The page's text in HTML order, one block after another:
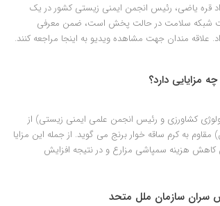
قره یاضی، رئیس انجمن ایمنی زیستی کشور در یک
شبکه سلامت در حالت پخش است، ضمن معرفی
مندان جهت مشاهده ویدیو به اینجا مراجعه کنند.
مزایایی دارد؟
کشاورزی و رئیس انجمن علمی ایمنی زیستی) از
به کرم ساقه خوار برنج می گوید. از جمله این مزایا
هزینه سمپاشی مزارع و در نتیجه افزایش
سران سازمان ملل متحد